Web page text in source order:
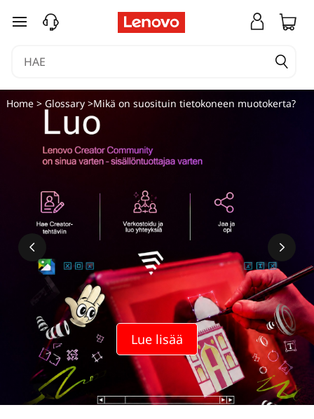
siirry pääsisältöön
Lue lisää
Home> Glossary>Mikä on suosituin tietokoneen muotokerta?